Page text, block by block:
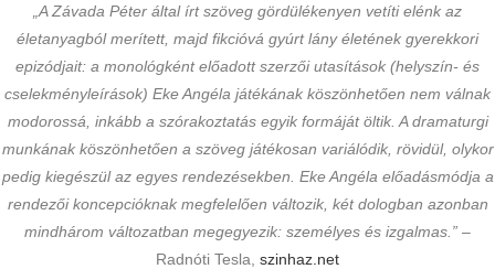
„A Závada Péter által írt szöveg gördülékenyen vetíti elénk az
életanyagból merített, majd fikcióvá gyúrt lány életének gyerekkori
epizódjait: a monológként előadott szerzői utasítások (helyszín- és
cselekményleírások) Eke Angéla játékának köszönhetően nem válnak
modorossá, inkább a szórakoztatás egyik formáját öltik. A dramaturgi
munkának köszönhetően a szöveg játékosan variálódik, rövidül, olykor
pedig kiegészül az egyes rendezésekben. Eke Angéla előadásmódja a
rendezői koncepcióknak megfelelően változik, két dologban azonban
mindhárom változatban megegyezik: személyes és izgalmas.” –
Radnóti Tesla, szinhaz.net